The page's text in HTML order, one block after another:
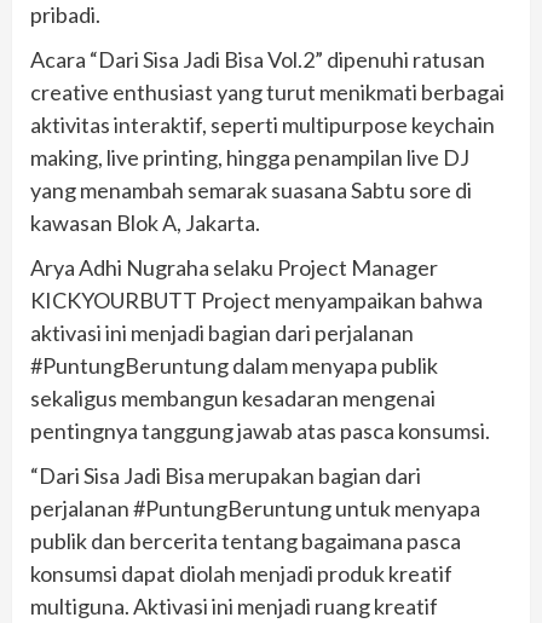
pribadi.
Acara “Dari Sisa Jadi Bisa Vol.2” dipenuhi ratusan
creative enthusiast yang turut menikmati berbagai
aktivitas interaktif, seperti multipurpose keychain
making, live printing, hingga penampilan live DJ
yang menambah semarak suasana Sabtu sore di
kawasan Blok A, Jakarta.
Arya Adhi Nugraha selaku Project Manager
KICKYOURBUTT Project menyampaikan bahwa
aktivasi ini menjadi bagian dari perjalanan
#PuntungBeruntung dalam menyapa publik
sekaligus membangun kesadaran mengenai
pentingnya tanggung jawab atas pasca konsumsi.
“Dari Sisa Jadi Bisa merupakan bagian dari
perjalanan #PuntungBeruntung untuk menyapa
publik dan bercerita tentang bagaimana pasca
konsumsi dapat diolah menjadi produk kreatif
multiguna. Aktivasi ini menjadi ruang kreatif